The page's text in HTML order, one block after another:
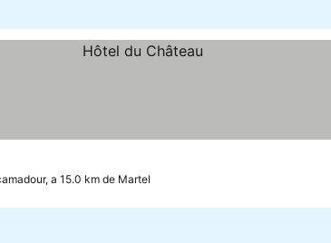
a 15.0 km de Martel